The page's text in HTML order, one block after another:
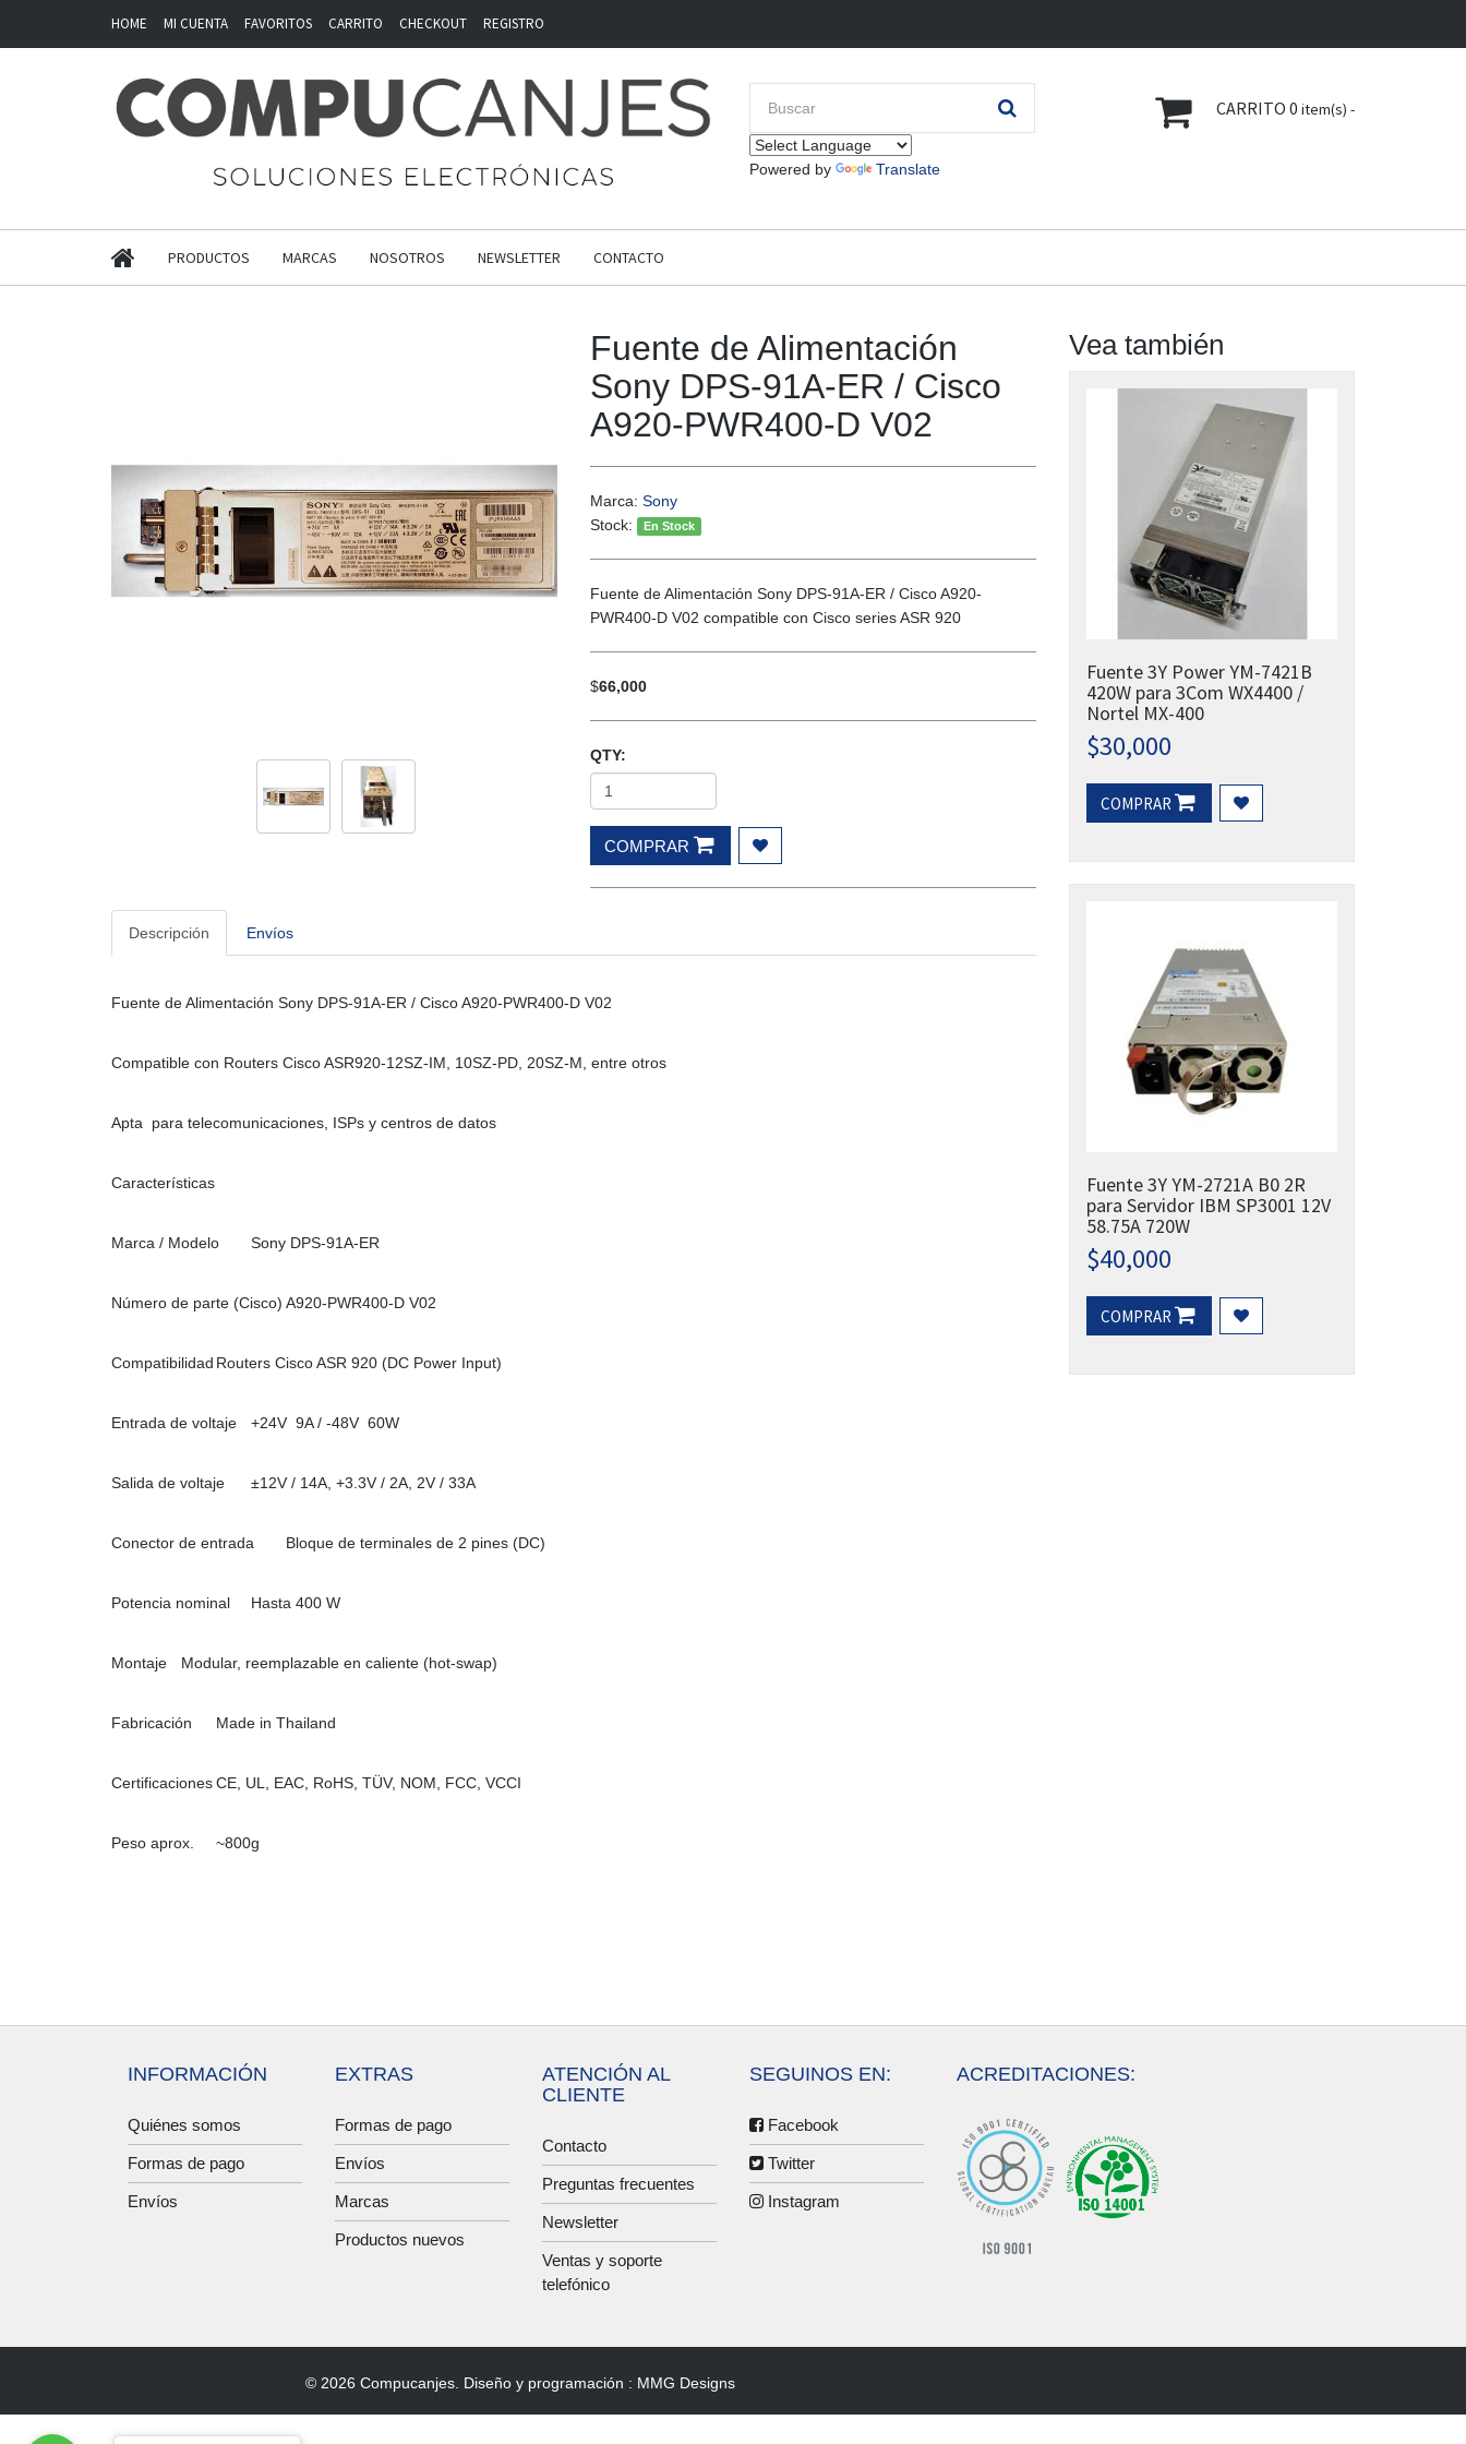
HOME MI CUENTA FAVORITOS CARRITO CHECKOUT REGISTRO
Powered by Translate
CARRITO 0 item(s) -
PRODUCTOS MARCAS NOSOTROS NEWSLETTER CONTACTO
Fuente de Alimentación
Sony DPS-91A-ER / Cisco
A920-PWR400-D V02
Marca: Sony
Stock:
En Stock
Fuente de Alimentación Sony DPS-91A-ER / Cisco A920-
PWR400-D V02 compatible con Cisco series ASR 920
$66,000
QTY:
COMPRAR
Descripción Envíos
Fuente de Alimentación Sony DPS-91A-ER / Cisco A920-PWR400-D V02
Compatible con Routers Cisco ASR920-12SZ-IM, 10SZ-PD, 20SZ-M, entre otros
Apta para telecomunicaciones, ISPs y centros de datos
Características
Marca / Modelo Sony DPS-91A-ER
Número de parte (Cisco) A920-PWR400-D V02
Compatibilidad Routers Cisco ASR 920 (DC Power Input)
Entrada de voltaje +24V 9A / -48V 60W
Salida de voltaje ±12V / 14A, +3.3V / 2A, 2V / 33A
Conector de entrada Bloque de terminales de 2 pines (DC)
Potencia nominal Hasta 400 W
Montaje Modular, reemplazable en caliente (hot-swap)
Fabricación Made in Thailand
CertificacionesCE, UL, EAC, RoHS, TÜV, NOM, FCC, VCCI
Peso aprox. ~800g
Vea también
Fuente 3Y Power YM-7421B
420W para 3Com WX4400 /
Nortel MX-400
$30,000
COMPRAR
Fuente 3Y YM-2721A B0 2R
para Servidor IBM SP3001 12V
58.75A 720W
$40,000
COMPRAR
INFORMACIÓN
Quiénes somos
Formas de pago
Envíos
EXTRAS
Formas de pago
Envíos
Marcas
Productos nuevos
ATENCIÓN AL
CLIENTE
Contacto
Preguntas frecuentes
Newsletter
Ventas y soporte
telefónico
SEGUINOS EN:
Facebook
Twitter
Instagram
ACREDITACIONES:
© 2026 Compucanjes. Diseño y programación : MMG Designs